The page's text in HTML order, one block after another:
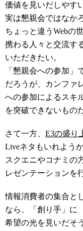
価値を見いだしやす
実は懇親会ではなか
ちょっと違うWebの
携わる人々と交流す
いただきたい。
「懇親会への参加
だろうが、カンファ
への参加によるスキ
を突破できないもの
さて一方、 E3の盛り
Liveネタもいれようか
スクエニやコナミの
レゼンテーションを
情報消費者の集合と
なら、「創り手」に
希望の光を見いだそ